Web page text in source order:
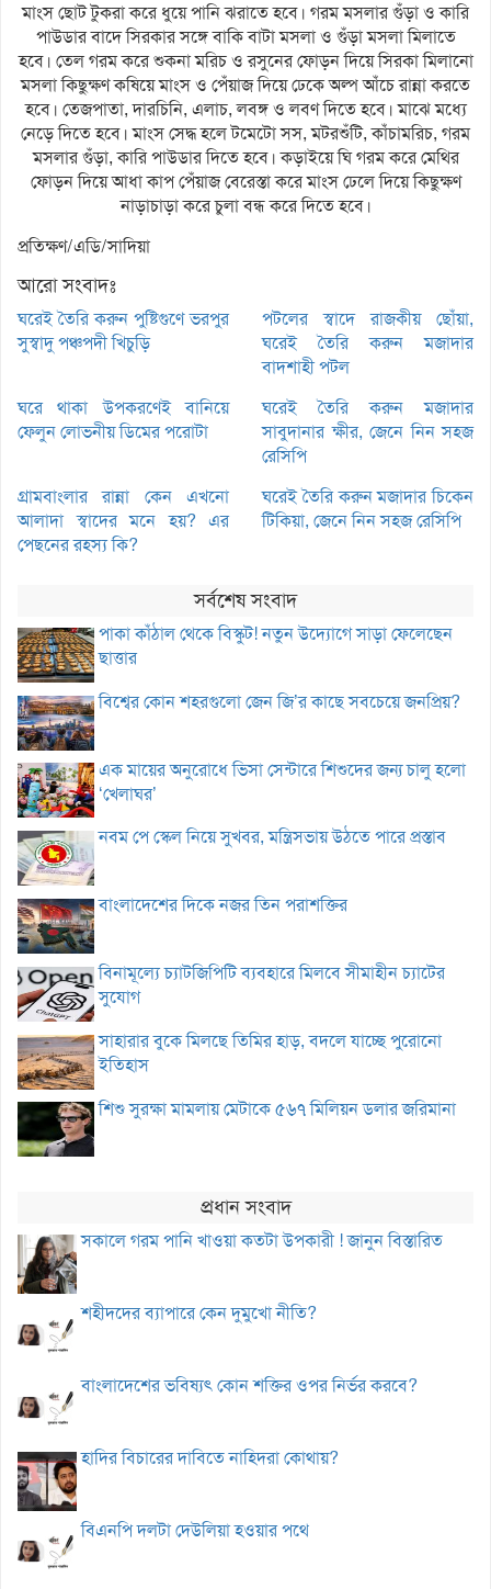
মাংস ছোট টুকরা করে ধুয়ে পানি ঝরাতে হবে। গরম মসলার গুঁড়া ও কারি
পাউডার বাদে সিরকার সঙ্গে বাকি বাটা মসলা ও গুঁড়া মসলা মিলাতে
হবে। তেল গরম করে শুকনা মরিচ ও রসুনের ফোড়ন দিয়ে সিরকা মিলানো
মসলা কিছুক্ষণ কষিয়ে মাংস ও পেঁয়াজ দিয়ে ঢেকে অল্প আঁচে রান্না করতে
হবে। তেজপাতা, দারচিনি, এলাচ, লবঙ্গ ও লবণ দিতে হবে। মাঝে মধ্যে
নেড়ে দিতে হবে। মাংস সেদ্ধ হলে টমেটো সস, মটরশুঁটি, কাঁচামরিচ, গরম
মসলার গুঁড়া, কারি পাউডার দিতে হবে। কড়াইয়ে ঘি গরম করে মেথির
ফোড়ন দিয়ে আধা কাপ পেঁয়াজ বেরেস্তা করে মাংস ঢেলে দিয়ে কিছুক্ষণ
নাড়াচাড়া করে চুলা বন্ধ করে দিতে হবে।
প্রতিক্ষণ/এডি/সাদিয়া
আরো সংবাদঃ
ঘরেই তৈরি করুন পুষ্টিগুণে ভরপুর
সুস্বাদু পঞ্চপদী খিচুড়ি
পটলের স্বাদে রাজকীয় ছোঁয়া,
ঘরেই তৈরি করুন মজাদার
বাদশাহী পটল
ঘরে থাকা উপকরণেই বানিয়ে
ফেলুন লোভনীয় ডিমের পরোটা
ঘরেই তৈরি করুন মজাদার
সাবুদানার ক্ষীর, জেনে নিন সহজ
রেসিপি
গ্রামবাংলার রান্না কেন এখনো
আলাদা স্বাদের মনে হয়? এর
পেছনের রহস্য কি?
ঘরেই তৈরি করুন মজাদার চিকেন
টিকিয়া, জেনে নিন সহজ রেসিপি
সর্বশেষ সংবাদ
পাকা কাঁঠাল থেকে বিস্কুট! নতুন উদ্যোগে সাড়া ফেলেছেন
ছাত্তার
বিশ্বের কোন শহরগুলো জেন জি’র কাছে সবচেয়ে জনপ্রিয়?
এক মায়ের অনুরোধে ভিসা সেন্টারে শিশুদের জন্য চালু হলো
‘খেলাঘর’
নবম পে স্কেল নিয়ে সুখবর, মন্ত্রিসভায় উঠতে পারে প্রস্তাব
বাংলাদেশের দিকে নজর তিন পরাশক্তির
বিনামূল্যে চ্যাটজিপিটি ব্যবহারে মিলবে সীমাহীন চ্যাটের
সুযোগ
সাহারার বুকে মিলছে তিমির হাড়, বদলে যাচ্ছে পুরোনো
ইতিহাস
শিশু সুরক্ষা মামলায় মেটাকে ৫৬৭ মিলিয়ন ডলার জরিমানা
প্রধান সংবাদ
সকালে গরম পানি খাওয়া কতটা উপকারী ! জানুন বিস্তারিত
শহীদদের ব্যাপারে কেন দুমুখো নীতি?
বাংলাদেশের ভবিষ্যৎ কোন শক্তির ওপর নির্ভর করবে?
হাদির বিচারের দাবিতে নাহিদরা কোথায়?
বিএনপি দলটা দেউলিয়া হওয়ার পথে